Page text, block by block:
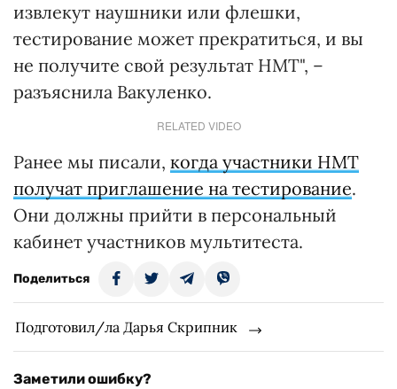
извлекут наушники или флешки,
тестирование может прекратиться, и вы
не получите свой результат НМТ", –
разъяснила Вакуленко.
RELATED VIDEO
Ранее мы писали, когда участники НМТ
получат приглашение на тестирование.
Они должны прийти в персональный
кабинет участников мультитеста.
Поделиться
Подготовил/ла Дарья Скрипник
Заметили ошибку?